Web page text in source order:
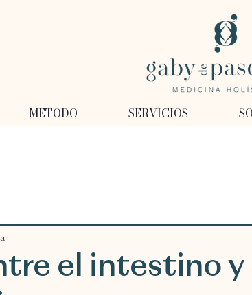
METODO SERVICIOS
el intestino y